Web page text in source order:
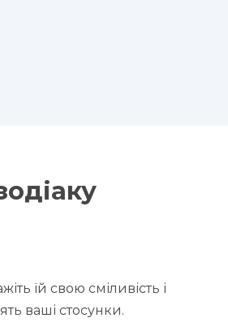
їй свою сміливість і
ваші стосунки.